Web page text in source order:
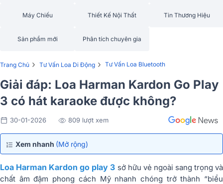
Máy Chiếu Thiết Kế Nội Thất Tin Thương Hiệu
Sản phẩm mới Phân tích chuyên gia
Trang Chủ › Tư Vấn Loa Di Động › Tư Vấn Loa Bluetooth
Giải đáp: Loa Harman Kardon Go Play
3 có hát karaoke được không?
30-01-2026 809 lượt xem
Xem nhanh (Mở rộng)
Loa Harman Kardon go play 3 sở hữu vẻ ngoài sang trọng và
chất âm đậm phong cách Mỹ nhanh chóng trở thành “biểu